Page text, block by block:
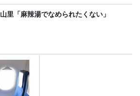
山里「麻辣湯でなめられたくない」